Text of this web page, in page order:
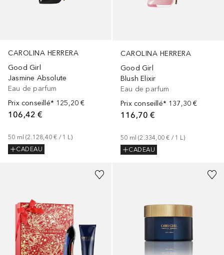
CAROLINA HERRERA
Good Girl
Jasmine Absolute
Eau de parfum
Prix conseillé* 125,20 €
106,42 €
50 ml (2.128,40 € / 1 L)
CADEAU
CAROLINA HERRERA
Good Girl
Blush Elixir
Eau de parfum
Prix conseillé* 137,30 €
116,70 €
50 ml (2.334,00 € / 1 L)
CADEAU